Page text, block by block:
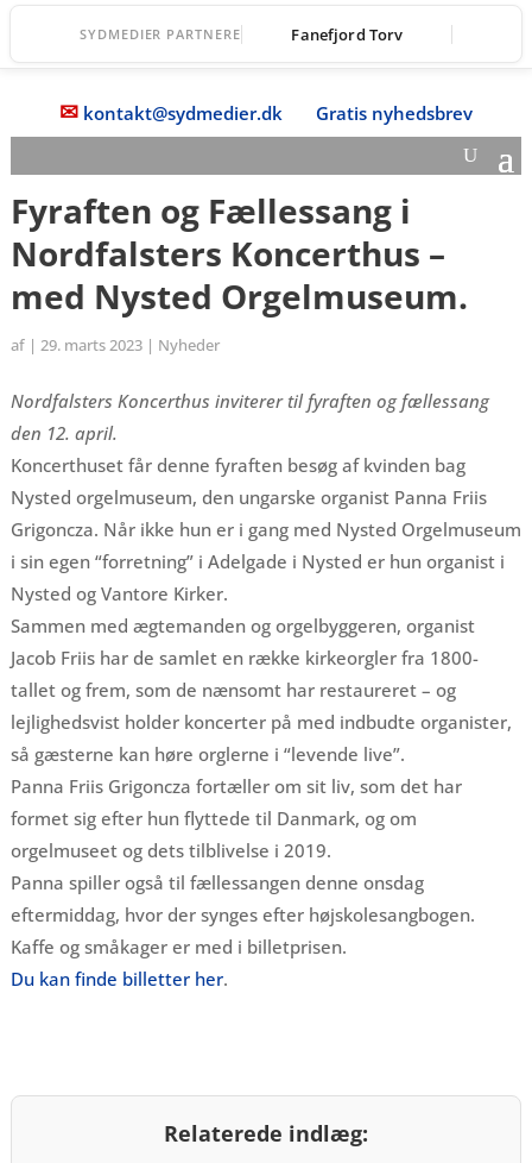
SYDMEDIER PARTNERE Fanefjord Torv
✉ kontakt@sydmedier.dk Gratis nyhedsbrev
Fyraften og Fællessang i
Nordfalsters Koncerthus –
med Nysted Orgelmuseum.
af | 29. marts 2023| Nyheder
Nordfalsters Koncerthus inviterer til fyraften og fællessang
den 12. april.
Koncerthuset får denne fyraften besøg af kvinden bag
Nysted orgelmuseum, den ungarske organist Panna Friis
Grigoncza. Når ikke hun er i gang med Nysted Orgelmuseum
i sin egen “forretning” i Adelgade i Nysted er hun organist i
Nysted og Vantore Kirker.
Sammen med ægtemanden og orgelbyggeren, organist
Jacob Friis har de samlet en række kirkeorgler fra 1800-
tallet og frem, som de nænsomt har restaureret – og
lejlighedsvist holder koncerter på med indbudte organister,
så gæsterne kan høre orglerne i “levende live”.
Panna Friis Grigoncza fortæller om sit liv, som det har
formet sig efter hun flyttede til Danmark, og om
orgelmuseet og dets tilblivelse i 2019.
Panna spiller også til fællessangen denne onsdag
eftermiddag, hvor der synges efter højskolesangbogen.
Kaffe og småkager er med i billetprisen.
Du kan finde billetter her.
Relaterede indlæg: